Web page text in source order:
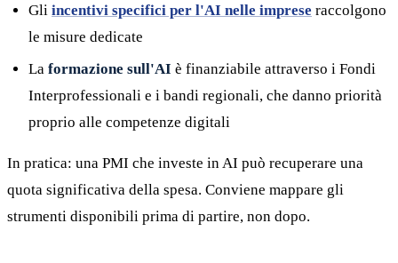
Gli incentivi specifici per l'AI nelle imprese raccolgono
le misure dedicate
La formazione sull'AI è finanziabile attraverso i Fondi
Interprofessionali e i bandi regionali, che danno priorità
proprio alle competenze digitali
In pratica: una PMI che investe in AI può recuperare una
quota significativa della spesa. Conviene mappare gli
strumenti disponibili prima di partire, non dopo.